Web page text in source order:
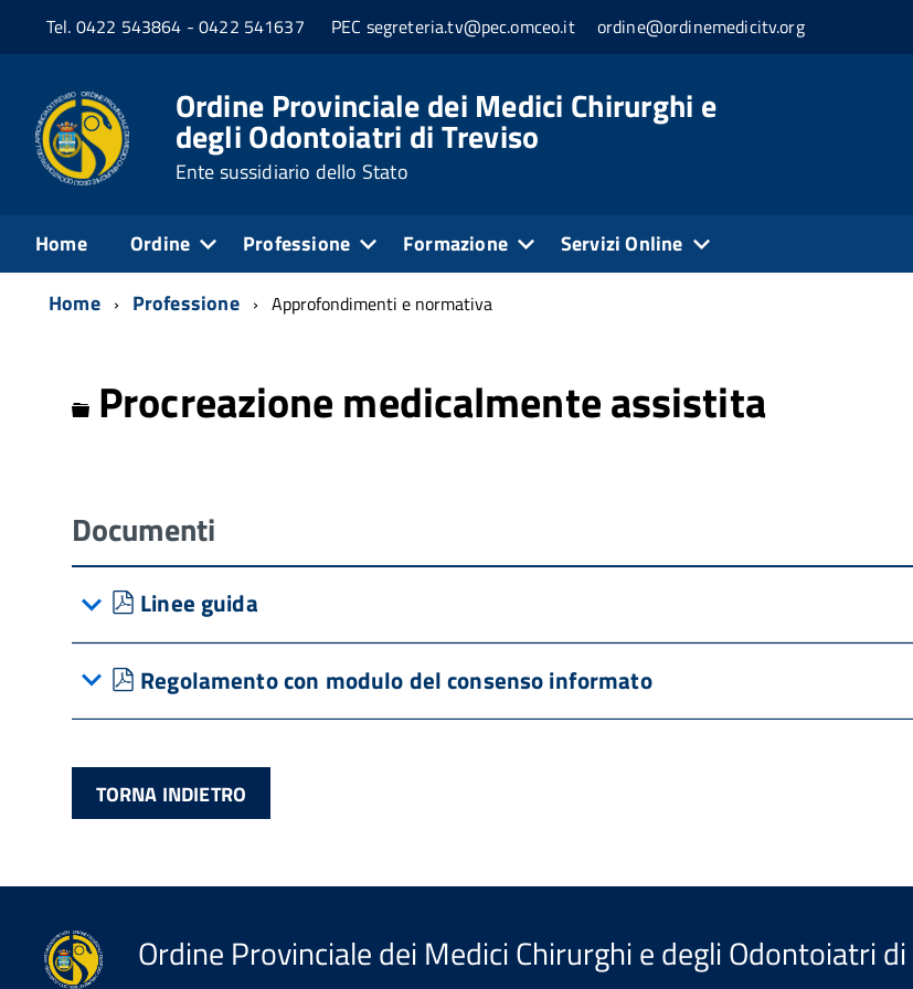
Tel. 0422 543864 - 0422 541637 PEC segreteria.tv@pec.omceo.it ordine@ordinemedicitv.org
Ordine Provinciale dei Medici Chirurghi e
degli Odontoiatri di Treviso
Ente sussidiario dello Stato
Home Ordine Professione Formazione Servizi Online
Home Professione Approfondimenti e normativa
Cartella
Procreazione medicalmente assistita
Documenti
pdf
Linee guida
pdf
Regolamento con modulo del consenso informato
TORNA INDIETRO
Ordine Provinciale dei Medici Chirurghi e degli Odontoiatri